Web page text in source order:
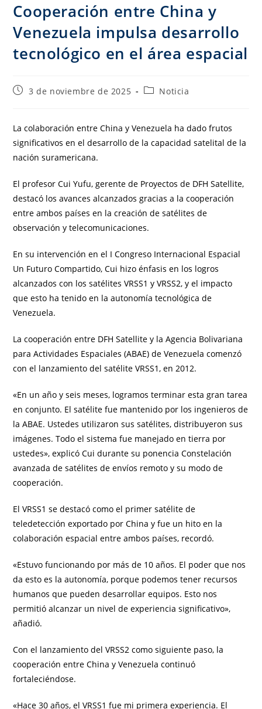
Cooperación entre China y
Venezuela impulsa desarrollo
tecnológico en el área espacial
3 de noviembre de 2025 Noticia
La colaboración entre China y Venezuela ha dado frutos
significativos en el desarrollo de la capacidad satelital de la
nación suramericana.
El profesor Cui Yufu, gerente de Proyectos de DFH Satellite,
destacó los avances alcanzados gracias a la cooperación
entre ambos países en la creación de satélites de
observación y telecomunicaciones.
En su intervención en el I Congreso Internacional Espacial
Un Futuro Compartido, Cui hizo énfasis en los logros
alcanzados con los satélites VRSS1 y VRSS2, y el impacto
que esto ha tenido en la autonomía tecnológica de
Venezuela.
La cooperación entre DFH Satellite y la Agencia Bolivariana
para Actividades Espaciales (ABAE) de Venezuela comenzó
con el lanzamiento del satélite VRSS1, en 2012.
«En un año y seis meses, logramos terminar esta gran tarea
en conjunto. El satélite fue mantenido por los ingenieros de
la ABAE. Ustedes utilizaron sus satélites, distribuyeron sus
imágenes. Todo el sistema fue manejado en tierra por
ustedes», explicó Cui durante su ponencia Constelación
avanzada de satélites de envíos remoto y su modo de
cooperación.
El VRSS1 se destacó como el primer satélite de
teledetección exportado por China y fue un hito en la
colaboración espacial entre ambos países, recordó.
«Estuvo funcionando por más de 10 años. El poder que nos
da esto es la autonomía, porque podemos tener recursos
humanos que pueden desarrollar equipos. Esto nos
permitió alcanzar un nivel de experiencia significativo»,
añadió.
Con el lanzamiento del VRSS2 como siguiente paso, la
cooperación entre China y Venezuela continuó
fortaleciéndose.
«Hace 30 años, el VRSS1 fue mi primera experiencia. El